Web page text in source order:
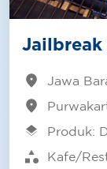
Jailbreak
location_on Jawa
location_on
layers Produk:
category Kafe/